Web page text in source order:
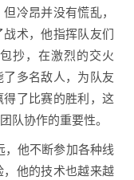
冷昂并没有慌乱，
术，他指挥队友们
抄，在激烈的交火
多名敌人，为队友
了比赛的胜利，这
队协作的重要性。
，他不断参加各种线
，他的技术也越来越